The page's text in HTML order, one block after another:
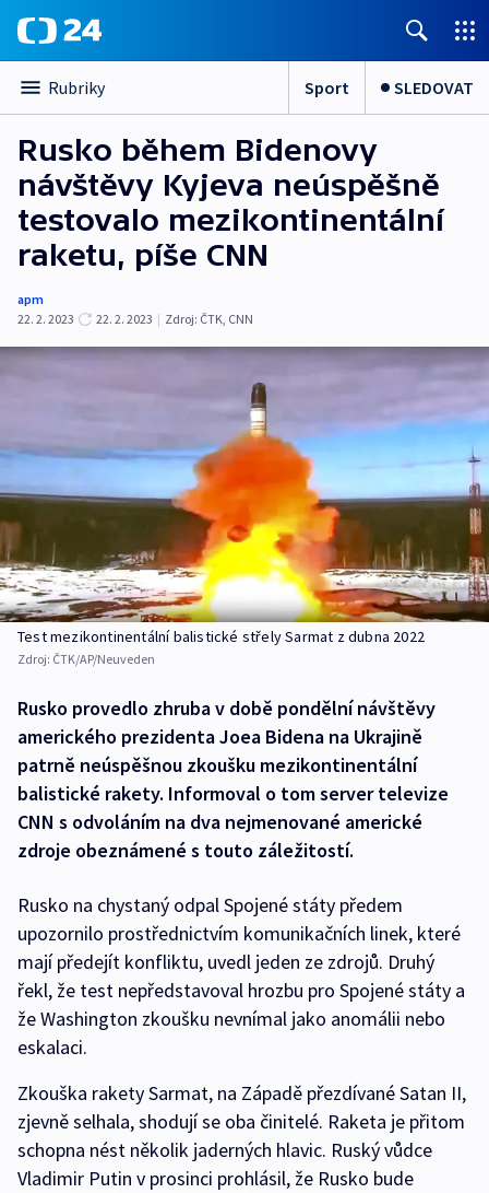
Rubriky Sport SLEDOVAT
Rusko během Bidenovy
návštěvy Kyjeva neúspěšně
testovalo mezikontinentální
raketu, píše CNN
apm
22. 2. 2023
22. 2. 2023 | Zdroj: ČTK, CNN
Test mezikontinentální balistické střely Sarmat z dubna 2022
Zdroj: ČTK/AP/Neuveden
Rusko provedlo zhruba v době pondělní návštěvy
amerického prezidenta Joea Bidena na Ukrajině
patrně neúspěšnou zkoušku mezikontinentální
balistické rakety. Informoval o tom server televize
CNN s odvoláním na dva nejmenované americké
zdroje obeznámené s touto záležitostí.
Rusko na chystaný odpal Spojené státy předem
upozornilo prostřednictvím komunikačních linek, které
mají předejít konfliktu, uvedl jeden ze zdrojů. Druhý
řekl, že test nepředstavoval hrozbu pro Spojené státy a
že Washington zkoušku nevnímal jako anomálii nebo
eskalaci.
Zkouška rakety Sarmat, na Západě přezdívané Satan II,
zjevně selhala, shodují se oba činitelé. Raketa je přitom
schopna nést několik jaderných hlavic. Ruský vůdce
Vladimir Putin v prosinci prohlásil, že Rusko bude